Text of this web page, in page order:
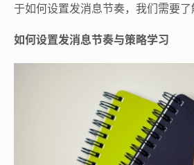
于如何设置发消息节奏，我们需要
如何设置发消息节奏与策略学习